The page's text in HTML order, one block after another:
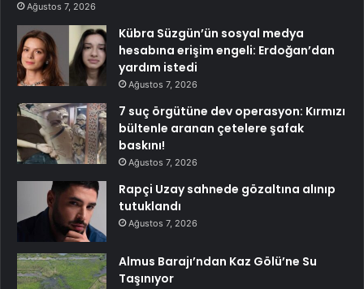
Ağustos 7, 2026
Kübra Süzgün’ün sosyal medya
hesabına erişim engeli: Erdoğan’dan
yardım istedi
Ağustos 7, 2026
7 suç örgütüne dev operasyon: Kırmızı
bültenle aranan çetelere şafak
baskını!
Ağustos 7, 2026
Rapçi Uzay sahnede gözaltına alınıp
tutuklandı
Ağustos 7, 2026
Almus Barajı’ndan Kaz Gölü’ne Su
Taşınıyor